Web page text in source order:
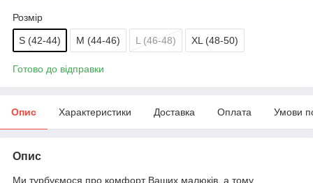
Розмір
S (42-44) M (44-46) L (46-48) XL (48-50)
Готово до відправки
Опис Характеристики Доставка Оплата Умови
Опис
Ми турбуємося про комфорт Ваших малюків, а тому